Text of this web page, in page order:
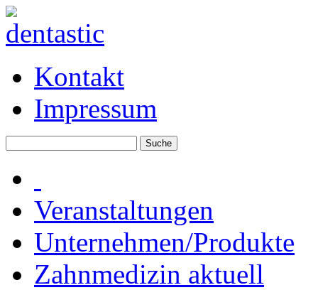
Kontakt
Impressum
Veranstaltungen
Unternehmen/Produkte
Zahnmedizin aktuell